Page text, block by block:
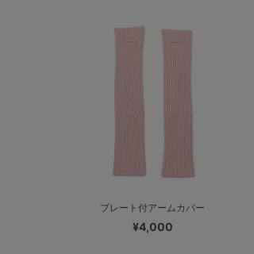
プレート付アームカバー
¥4,000